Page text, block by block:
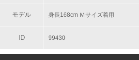
モデル 身長168cm Ｍサイズ着用
ID 99430